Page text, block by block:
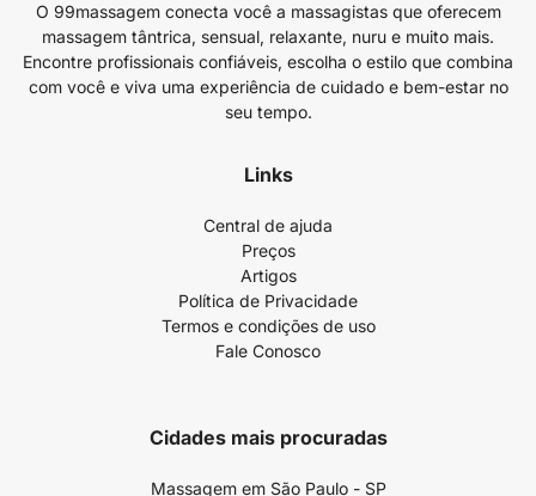
O 99massagem conecta você a massagistas que oferecem
massagem tântrica, sensual, relaxante, nuru e muito mais.
Encontre profissionais confiáveis, escolha o estilo que combina
com você e viva uma experiência de cuidado e bem-estar no
seu tempo.
Links
Central de ajuda
Preços
Artigos
Política de Privacidade
Termos e condições de uso
Fale Conosco
Cidades mais procuradas
Massagem em São Paulo - SP